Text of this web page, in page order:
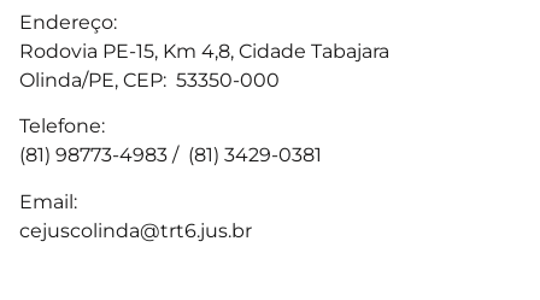
Endereço:
Rodovia PE-15, Km 4,8, Cidade Tabajara
Olinda/PE, CEP: 53350-000
Telefone:
(81) 98773-4983 / (81) 3429-0381
Email:
cejuscolinda@trt6.jus.br